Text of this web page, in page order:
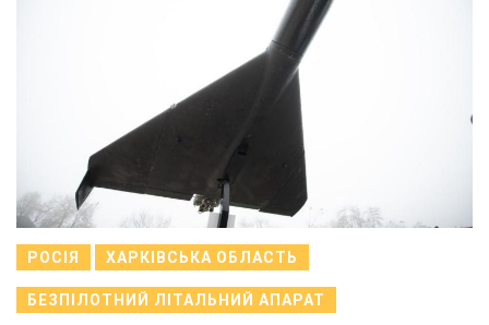
РОСІЯ ХАРКІВСЬКА ОБЛАСТЬ
БЕЗПІЛОТНИЙ ЛІТАЛЬНИЙ АПАРАТ